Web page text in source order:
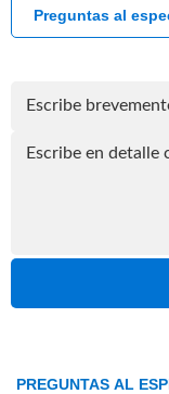
PREGUNTAS AL